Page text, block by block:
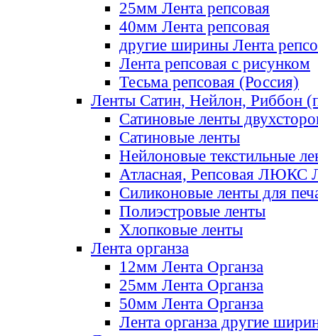
25мм Лента репсовая
40мм Лента репсовая
другие ширины Лента
Лента репсовая с рисунком
Тесьма репсовая (Россия)
Ленты Сатин, Нейлон, Риббон
Сатиновые ленты
Сатиновые ленты
Нейлоновые текстильные
Атласная, Репсовая ЛЮКС
Силиконовые ленты для
Полиэстровые ленты
Хлопковые ленты
Лента органза
12мм Лента Органза
25мм Лента Органза
50мм Лента Органза
Лента органза другие